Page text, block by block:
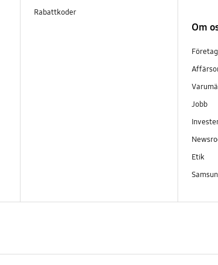
Rabattkoder
Om
Jobb
Etik